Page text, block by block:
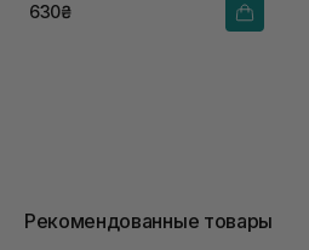
630₴
Рекомендованные товары